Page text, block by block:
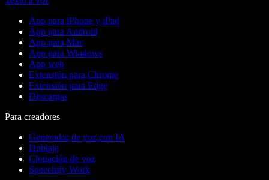
App para iPhone y iPad
App para Android
App para Mac
App para Windows
App web
Extensión para Chrome
Extensión para Edge
Descargas
Para creadores
Generador de voz con IA
Doblaje
Clonación de voz
Speechify Work